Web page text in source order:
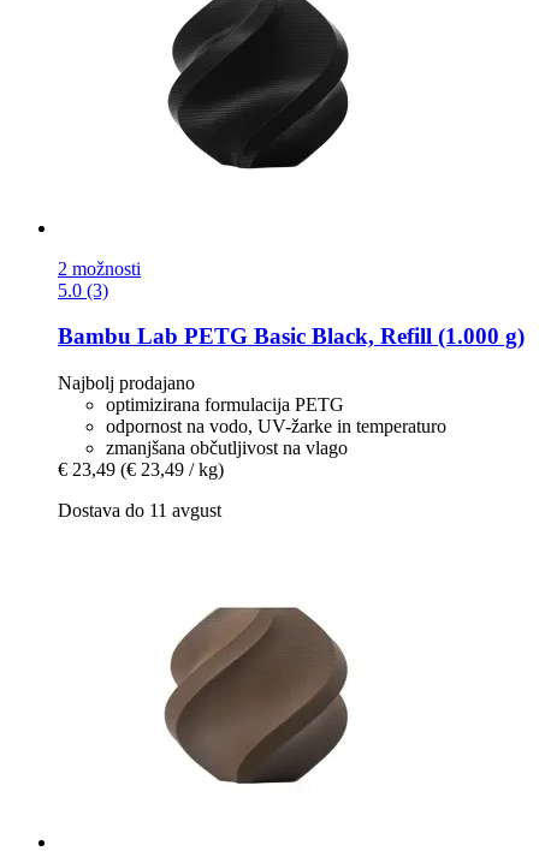
2 možnosti
5.0 (3)
Bambu Lab PETG Basic Black, Refill (1.000 g)
Najbolj prodajano
optimizirana formulacija PETG
odpornost na vodo, UV-žarke in temperaturo
zmanjšana občutljivost na vlago
€ 23,49 (€ 23,49 / kg)
Dostava do 11 avgust